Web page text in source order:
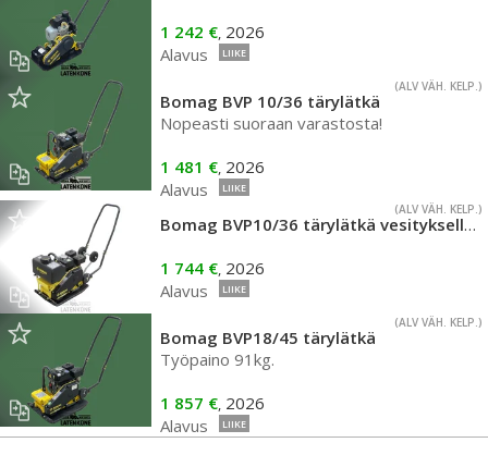
1 242 €, 2026
Alavus
LIIKE
(ALV VÄH. KELP.)
Bomag BVP 10/36 tärylätkä
Nopeasti suoraan varastosta!
1 481 €, 2026
Alavus
LIIKE
(ALV VÄH. KELP.)
Bomag BVP10/36 tärylätkä vesityksellä ja renkailla
1 744 €, 2026
Alavus
LIIKE
(ALV VÄH. KELP.)
Bomag BVP18/45 tärylätkä
Työpaino 91kg.
1 857 €, 2026
Alavus
LIIKE